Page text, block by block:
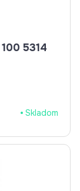
5314
Skladom